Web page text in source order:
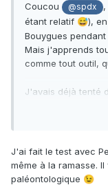
Coucou @spdx
,
étant relatif 😅),
Bouygues pendant
Mais j'apprends
comme tout outil,
J'avais déjà tenté
montré plus
trouvé bon de
mes découvertes
même, soit 99%
J'ai fait le test avec
même à la ramasse.
paléontologique 😉